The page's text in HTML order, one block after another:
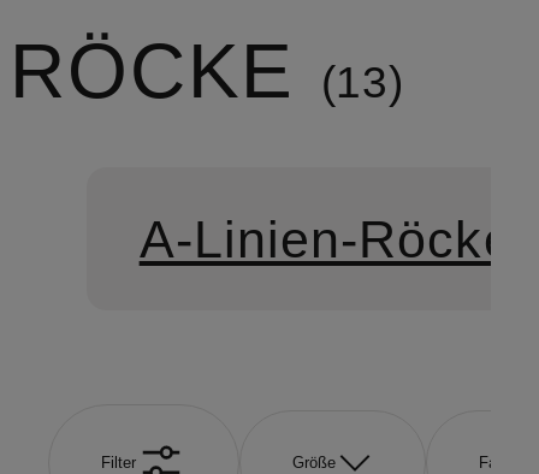
RÖCKE
13
A-Linien-Röcke
Filter Größe Farbe